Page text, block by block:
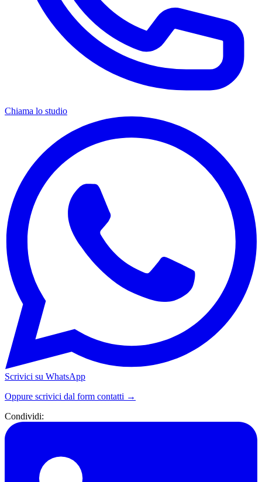
Chiama lo studio
Scrivici su WhatsApp
Oppure scrivici dal form contatti →
Condividi: